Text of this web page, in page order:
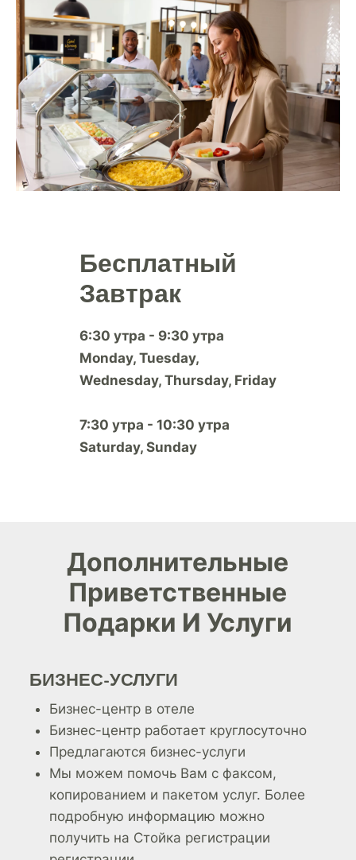
Бесплатный
Завтрак
6:30 утра - 9:30 утра
Monday, Tuesday,
Wednesday, Thursday, Friday
7:30 утра - 10:30 утра
Saturday, Sunday
Дополнительные
Приветственные
Подарки И Услуги
БИЗНЕС-УСЛУГИ
Бизнес-центр в отеле
Бизнес-центр работает круглосуточно
Предлагаются бизнес-услуги
Мы можем помочь Вам с факсом,
копированием и пакетом услуг. Более
подробную информацию можно
получить на Стойка регистрации